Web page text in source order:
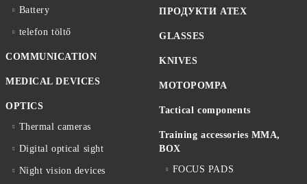
Battery
telefon töltő
COMMUNICATION
MEDICAL DEVICES
OPTICS
Thermal cameras
Digital optical sight
Night vision devices
ПРОДУКТИ ATEX
GLASSES
KNIVES
MOTOPOMPA
Tactical components
Training accessories MMA,
BOX
FOCUS PADS